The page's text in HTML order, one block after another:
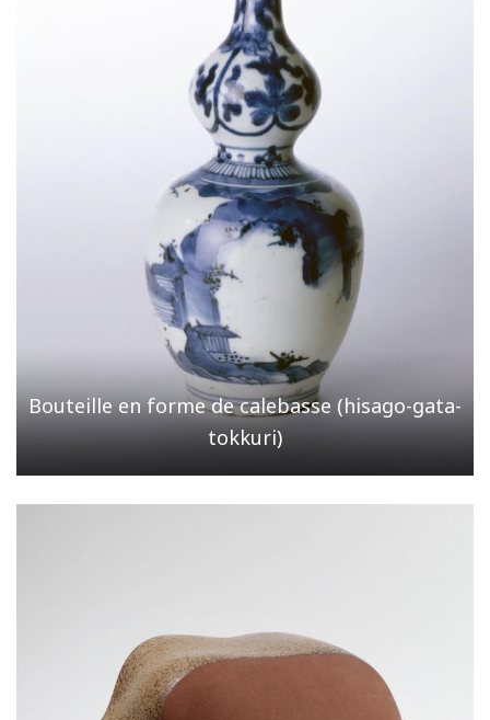
Bouteille en forme de calebasse (hisago-gata-
tokkuri)